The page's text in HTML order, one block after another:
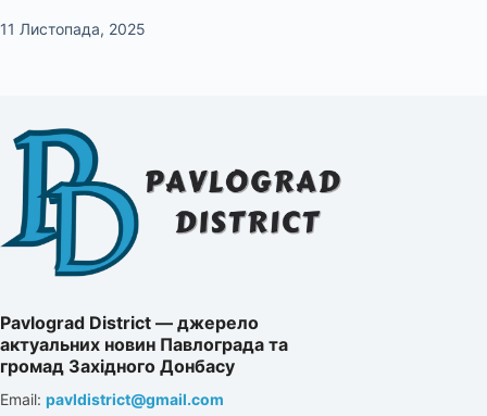
11 Листопада, 2025
Pavlograd District — джерело
актуальних новин Павлограда та
громад Західного Донбасу
Email: pavldistrict@gmail.com